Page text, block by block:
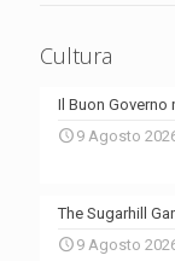
Cultura
Il Buon Governo
9 Agosto
The Sugarhill
9 Agosto